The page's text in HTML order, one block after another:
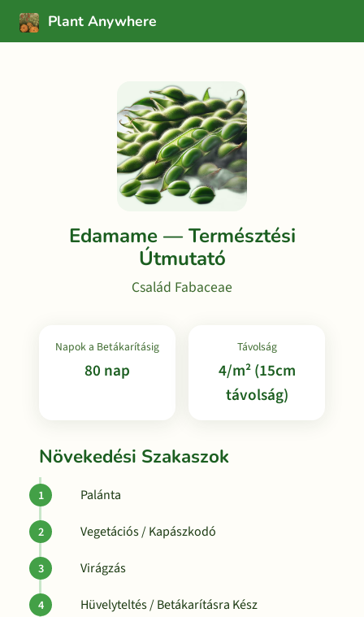
Plant Anywhere
Edamame — Természtési
Útmutató
Család Fabaceae
Napok a Betákarításig
80 nap
Távolság
4/m² (15cm
távolság)
Növekedési Szakaszok
Palánta
Vegetációs / Kapászkodó
Virágzás
Hüvelyteltés / Betákarításra Kész